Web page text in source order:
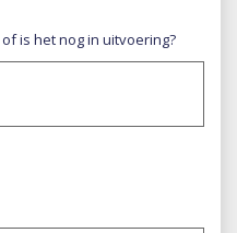
is het nog in uitvoering?